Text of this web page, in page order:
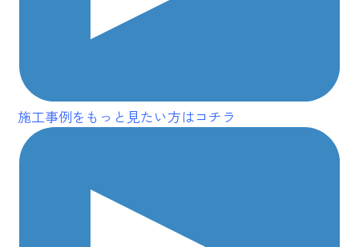
施工事例をもっと見たい方はコチラ